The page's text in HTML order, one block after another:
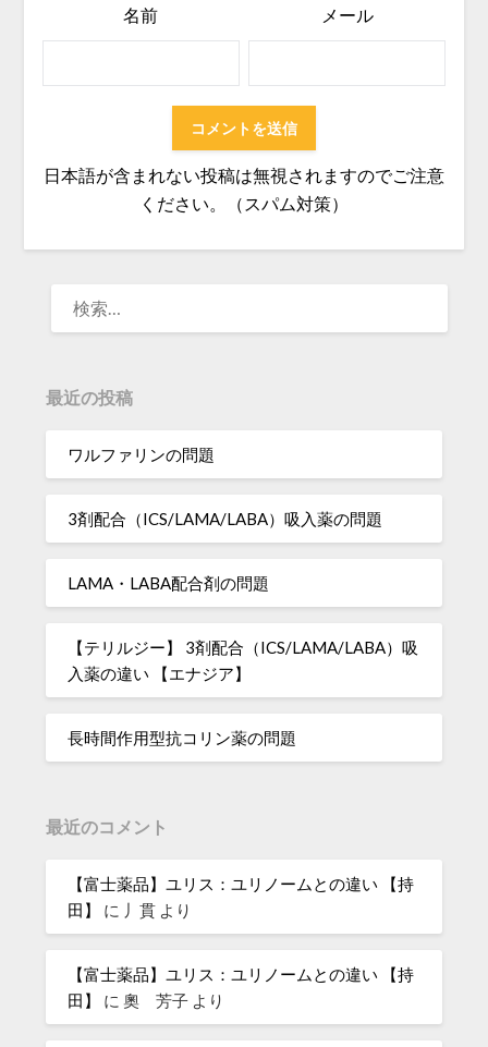
名前 メール
日本語が含まれない投稿は無視されますのでご注意
ください。（スパム対策）
最近の投稿
ワルファリンの問題
3剤配合（ICS/LAMA/LABA）吸入薬の問題
LAMA・LABA配合剤の問題
【テリルジー】 3剤配合（ICS/LAMA/LABA）吸
入薬の違い 【エナジア】
長時間作用型抗コリン薬の問題
最近のコメント
【富士薬品】ユリス：ユリノームとの違い 【持
田】
に 丿貫 より
【富士薬品】ユリス：ユリノームとの違い 【持
田】
に奧 芳子 より